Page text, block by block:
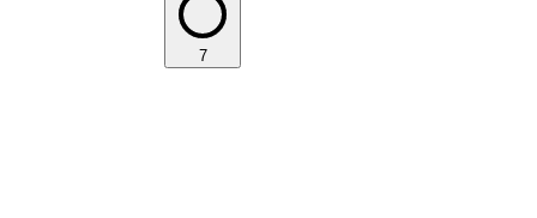
7